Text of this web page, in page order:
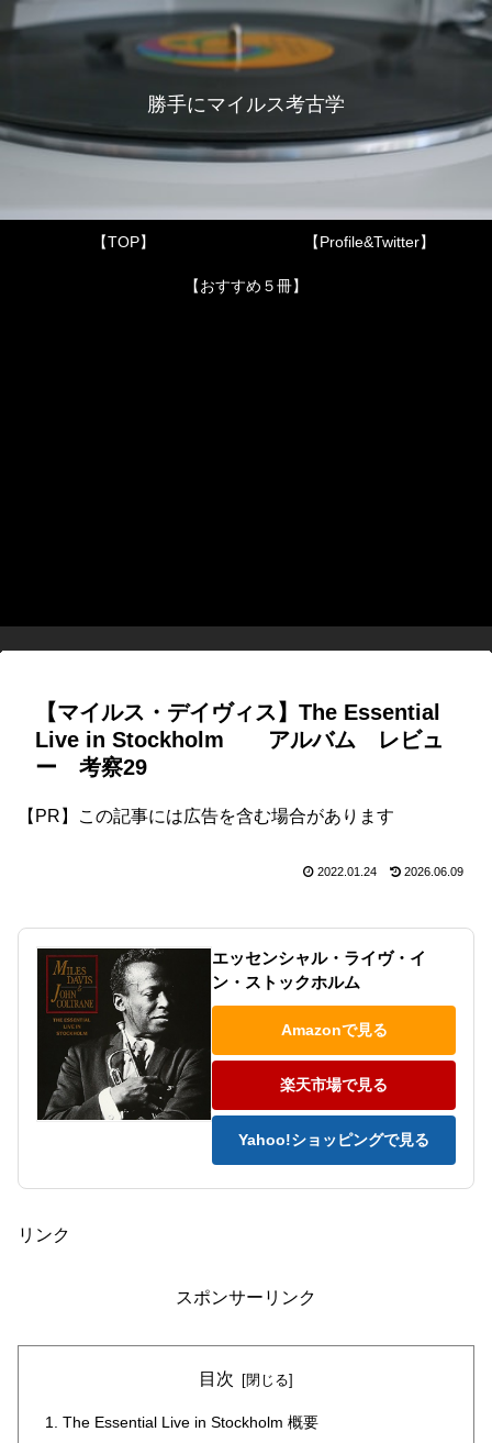
勝手にマイルス考古学
【TOP】 【Profile&Twitter】
【おすすめ５冊】
【マイルス・デイヴィス】The Essential
Live in Stockholm アルバム レビュ
ー 考察29
【PR】この記事には広告を含む場合があります
2022.01.24 2026.06.09
エッセンシャル・ライヴ・イ
ン・ストックホルム
Amazonで見る
楽天市場で見る
Yahoo!ショッピングで見る
リンク
スポンサーリンク
目次
The Essential Live in Stockholm 概要